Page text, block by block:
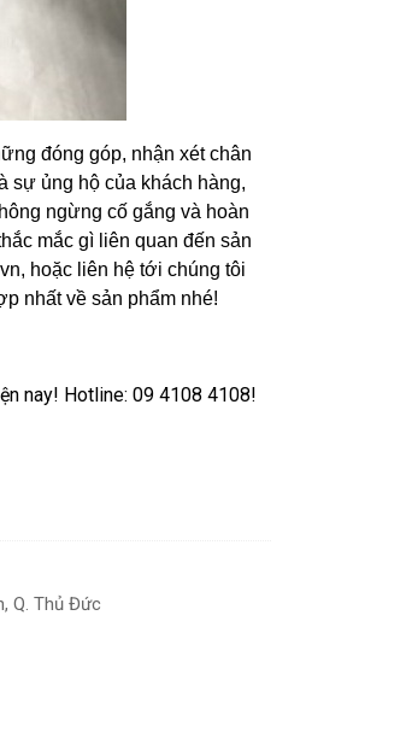
đóng góp, nhận xét chân
sự ủng hộ của khách hàng,
ngừng cố gắng và hoàn
mắc gì liên quan đến sản
hoặc liên hệ tới chúng tôi
nhất về sản phẩm nhé!
nay! Hotline: 09 4108 4108!
Q. Thủ Đức